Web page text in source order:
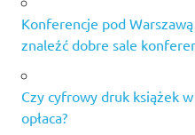
Konferencje pod
znaleźć dobre sale
Czy cyfrowy druk książek w
opłaca?